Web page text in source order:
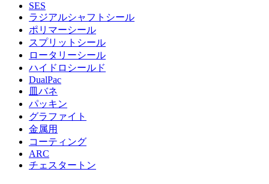
SES
ラジアルシャフトシール
ポリマーシール
スプリットシール
ロータリーシール
ハイドロシールド
DualPac
皿バネ
パッキン
グラファイト
金属用
コーティング
ARC
チェスタートン